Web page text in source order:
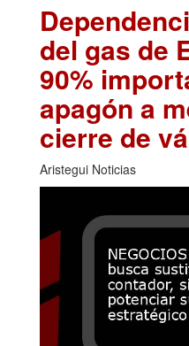
del gas de
90%
apagón a
cierre de
Aristegui Noticias